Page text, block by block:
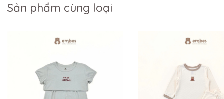
Sản phẩm cùng loại